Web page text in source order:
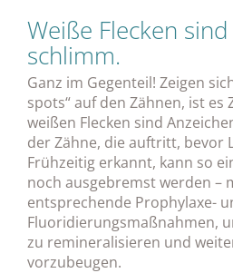
Weiße Flecken
schlimm.
Ganz im Gegenteil! Zeigen
spots“ auf den Zähnen, ist es
weißen Flecken sind
der Zähne, die auftritt, bevor
Frühzeitig erkannt, kann so
noch ausgebremst werden –
entsprechende Prophylaxe-
Fluoridierungsmaßnahmen,
zu remineralisieren und
vorzubeugen.